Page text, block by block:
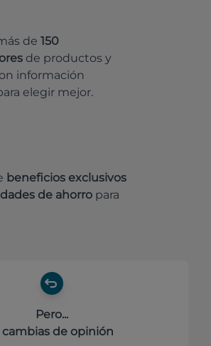
de 150
de productos y
información
elegir mejor.
beneficios exclusivos
de ahorro para
Pero...
cambias de opinión